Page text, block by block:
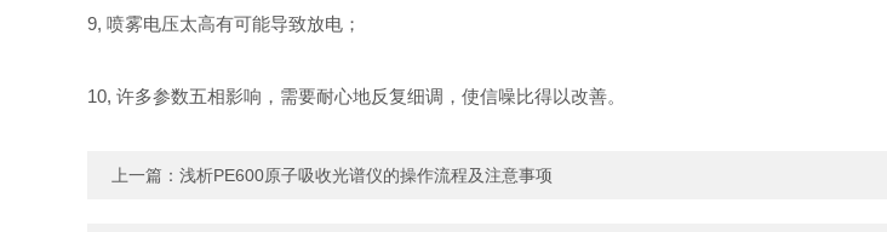
9, 喷雾电压太高有可能导致放电；
10, 许多参数五相影响，需要耐心地反复细调，使信噪比得以改善。
上一篇： 浅析PE600原子吸收光谱仪的操作流程及注意事项